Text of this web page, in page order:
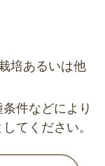
培あるいは他
件などにより
てください。